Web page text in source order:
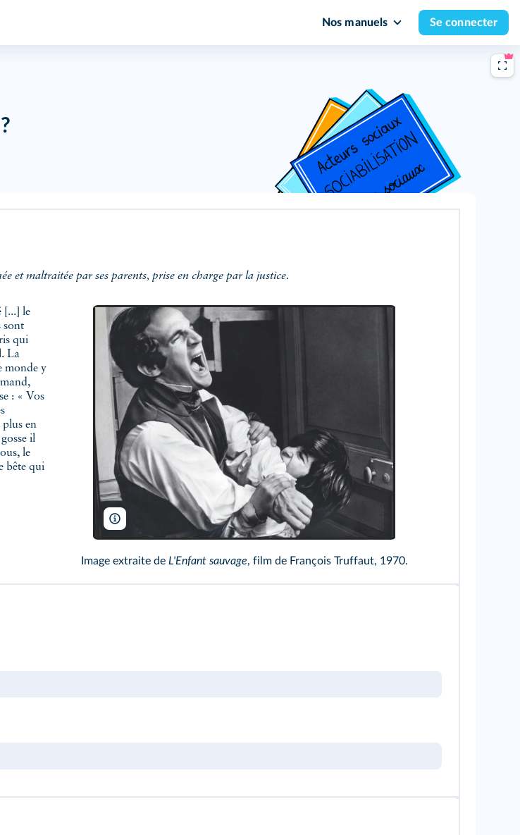
Nos manuels Se connecter
et maltraitée par ses parents, prise en charge par la justice.
sont
qui
La
monde y
: « Vos
plus en
il
le
bête qui
Films du Carrosse/TCD/DR
Image extraite de L'Enfant sauvage, film de François Truffaut, 1970.